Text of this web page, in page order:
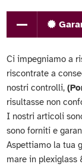
Ci impegniamo a
riscontrate a
nostri controlli,
risultasse non
I nostri articoli
sono forniti e
Aspettiamo la tua
mare in plexiglass